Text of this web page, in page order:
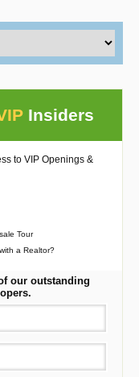
Insiders
to VIP Openings &
Tour
a Realtor?
our outstanding